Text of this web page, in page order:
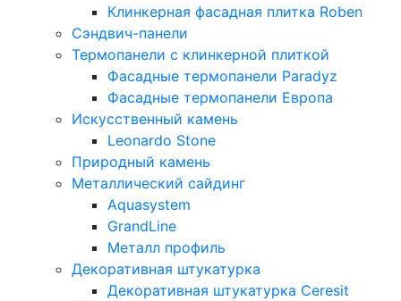
Клинкерная фасадная плитка Roben
Сэндвич-панели
Термопанели с клинкерной плиткой
Фасадные термопанели Paradyz
Фасадные термопанели Европа
Искусственный камень
Leonardo Stone
Природный камень
Металлический сайдинг
Aquasystem
GrandLine
Металл профиль
Декоративная штукатурка
Декоративная штукатурка Ceresit